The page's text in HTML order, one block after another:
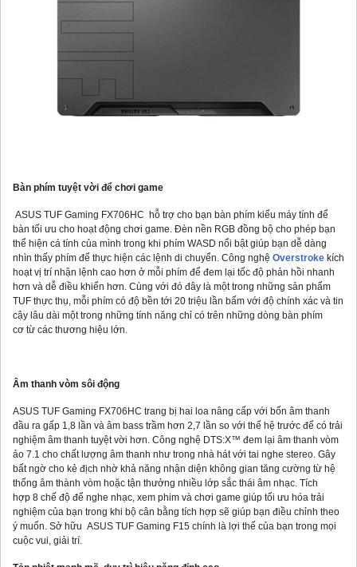
Bàn phím tuyệt vời để chơi game
ASUS TUF Gaming FX706HC hỗ trợ cho bạn bàn phím kiểu máy tính để
bàn tối ưu cho hoạt động chơi game. Đèn nền RGB đồng bộ cho phép bạn
thể hiện cá tính của mình trong khi phím WASD nổi bật giúp bạn dễ dàng
nhìn thấy phím để thực hiện các lệnh di chuyển. Công nghệ Overstroke kích
hoạt vị trí nhận lệnh cao hơn ở mỗi phím để đem lại tốc độ phản hồi nhanh
hơn và dễ điều khiển hơn. Cùng với đó đây là một trong những sản phẩm
TUF thực thụ, mỗi phím có độ bền tới 20 triệu lần bấm với độ chính xác và tin
cậy lâu dài một trong những tính năng chỉ có trên những dòng bàn phím
cơ từ các thương hiệu lớn.
Âm thanh vòm sôi động
ASUS TUF Gaming FX706HC trang bị hai loa nâng cấp với bốn âm thanh
đầu ra gấp 1,8 lần và âm bass trầm hơn 2,7 lần so với thế hệ trước để có trải
nghiệm âm thanh tuyệt vời hơn. Công nghệ DTS:X™ đem lại âm thanh vòm
ảo 7.1 cho chất lượng âm thanh như trong nhà hát với tai nghe stereo. Gây
bất ngờ cho kẻ địch nhờ khả năng nhận diện không gian tăng cường từ hệ
thống âm thành vòm hoặc tận thưởng nhiều lớp sắc thái âm nhạc. Tích
hợp 8 chế độ để nghe nhạc, xem phim và chơi game giúp tối ưu hóa trải
nghiệm của bạn trong khi bộ cân bằng tích hợp sẽ giúp bạn điều chỉnh theo
ý muốn. Sở hữu ASUS TUF Gaming F15 chính là lợi thế của bạn trong mọi
cuộc vui, giải trí.